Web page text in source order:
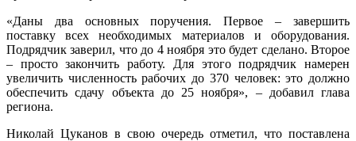
«Даны два основных поручения. Первое – завершить
поставку всех необходимых материалов и оборудования.
Подрядчик заверил, что до 4 ноября это будет сделано. Второе
– просто закончить работу. Для этого подрядчик намерен
увеличить численность рабочих до 370 человек: это должно
обеспечить сдачу объекта до 25 ноября», – добавил глава
региона.
Николай Цуканов в свою очередь отметил, что поставлена